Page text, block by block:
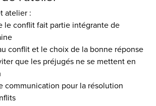
atelier :
le conflit fait partie intégrante de
conflit et le choix de la bonne réponse
que les préjugés ne se mettent en
communication pour la résolution